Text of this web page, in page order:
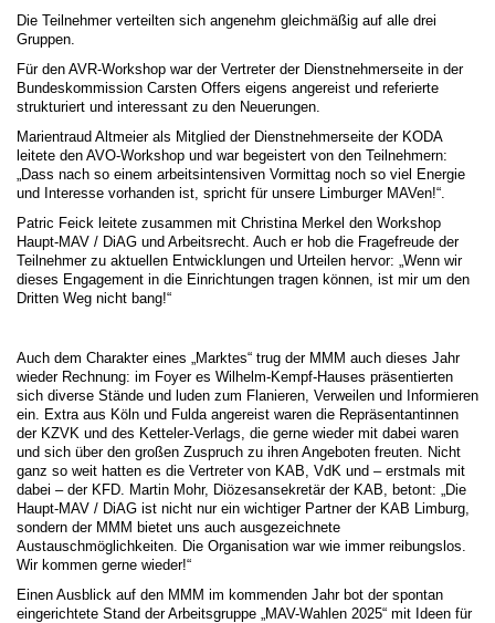
Die Teilnehmer verteilten sich angenehm gleichmäßig auf alle drei
Gruppen.
Für den AVR-Workshop war der Vertreter der Dienstnehmerseite in der
Bundeskommission Carsten Offers eigens angereist und referierte
strukturiert und interessant zu den Neuerungen.
Marientraud Altmeier als Mitglied der Dienstnehmerseite der KODA
leitete den AVO-Workshop und war begeistert von den Teilnehmern:
„Dass nach so einem arbeitsintensiven Vormittag noch so viel Energie
und Interesse vorhanden ist, spricht für unsere Limburger MAVen!“.
Patric Feick leitete zusammen mit Christina Merkel den Workshop
Haupt-MAV / DiAG und Arbeitsrecht. Auch er hob die Fragefreude der
Teilnehmer zu aktuellen Entwicklungen und Urteilen hervor: „Wenn wir
dieses Engagement in die Einrichtungen tragen können, ist mir um den
Dritten Weg nicht bang!“
Auch dem Charakter eines „Marktes“ trug der MMM auch dieses Jahr
wieder Rechnung: im Foyer es Wilhelm-Kempf-Hauses präsentierten
sich diverse Stände und luden zum Flanieren, Verweilen und Informieren
ein. Extra aus Köln und Fulda angereist waren die Repräsentantinnen
der KZVK und des Ketteler-Verlags, die gerne wieder mit dabei waren
und sich über den großen Zuspruch zu ihren Angeboten freuten. Nicht
ganz so weit hatten es die Vertreter von KAB, VdK und – erstmals mit
dabei – der KFD. Martin Mohr, Diözesansekretär der KAB, betont: „Die
Haupt-MAV / DiAG ist nicht nur ein wichtiger Partner der KAB Limburg,
sondern der MMM bietet uns auch ausgezeichnete
Austauschmöglichkeiten. Die Organisation war wie immer reibungslos.
Wir kommen gerne wieder!“
Einen Ausblick auf den MMM im kommenden Jahr bot der spontan
eingerichtete Stand der Arbeitsgruppe „MAV-Wahlen 2025“ mit Ideen für